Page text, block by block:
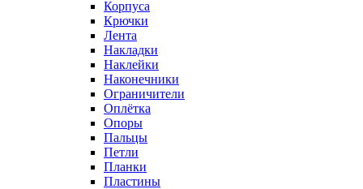
Корпуса
Крючки
Лента
Накладки
Наклейки
Наконечники
Ограничители
Оплётка
Опоры
Пальцы
Петли
Планки
Пластины